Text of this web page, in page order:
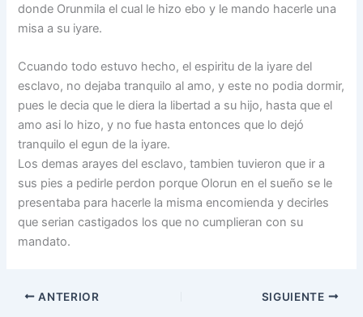
donde Orunmila el cual le hizo ebo y le mando hacerle una
misa a su iyare.
Ccuando todo estuvo hecho, el espiritu de la iyare del
esclavo, no dejaba tranquilo al amo, y este no podia dormir,
pues le decia que le diera la libertad a su hijo, hasta que el
amo asi lo hizo, y no fue hasta entonces que lo dejó
tranquilo el egun de la iyare.
Los demas arayes del esclavo, tambien tuvieron que ir a
sus pies a pedirle perdon porque Olorun en el sueño se le
presentaba para hacerle la misma encomienda y decirles
que serian castigados los que no cumplieran con su
mandato.
ANTERIOR SIGUIENTE